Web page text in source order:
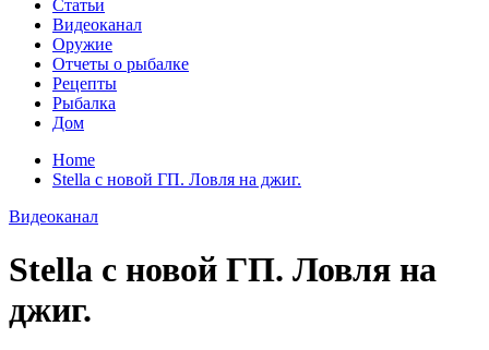
Статьи
Видеоканал
Оружие
Отчеты о рыбалке
Рецепты
Рыбалка
Дом
Home
Stella с новой ГП. Ловля на джиг.
Видеоканал
Stella с новой ГП. Ловля на
джиг.